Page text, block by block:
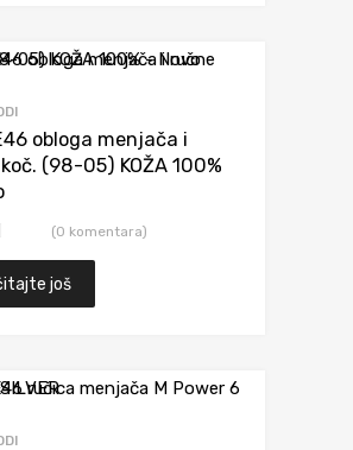
obloga menjača i
(98-05) KOŽA 100%
(0 komentara)
još